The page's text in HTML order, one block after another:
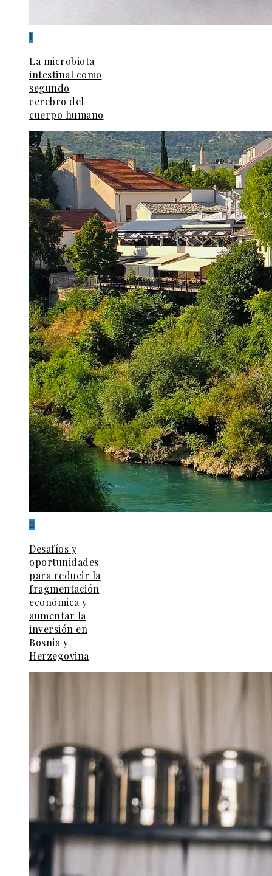
1
La microbiota
intestinal como
segundo
cerebro del
cuerpo humano
2
Desafíos y
oportunidades
para reducir la
fragmentación
económica y
aumentar la
inversión en
Bosnia y
Herzegovina